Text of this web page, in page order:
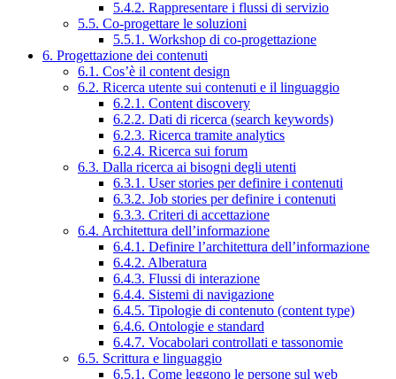
5.4.2. Rappresentare i flussi di servizio
5.5. Co-progettare le soluzioni
5.5.1. Workshop di co-progettazione
6. Progettazione dei contenuti
6.1. Cos’è il content design
6.2. Ricerca utente sui contenuti e il linguaggio
6.2.1. Content discovery
6.2.2. Dati di ricerca (search keywords)
6.2.3. Ricerca tramite analytics
6.2.4. Ricerca sui forum
6.3. Dalla ricerca ai bisogni degli utenti
6.3.1. User stories per definire i contenuti
6.3.2. Job stories per definire i contenuti
6.3.3. Criteri di accettazione
6.4. Architettura dell’informazione
6.4.1. Definire l’architettura dell’informazione
6.4.2. Alberatura
6.4.3. Flussi di interazione
6.4.4. Sistemi di navigazione
6.4.5. Tipologie di contenuto (content type)
6.4.6. Ontologie e standard
6.4.7. Vocabolari controllati e tassonomie
6.5. Scrittura e linguaggio
6.5.1. Come leggono le persone sul web